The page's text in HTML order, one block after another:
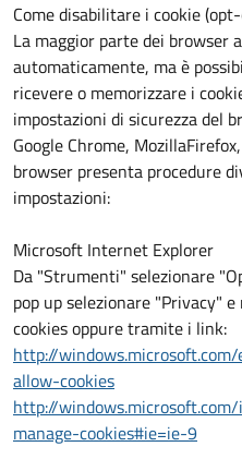
Come disabilitare i cookie
La maggior parte dei browser
automaticamente, ma è
ricevere o memorizzare i
impostazioni di sicurezza del
Google Chrome,
browser presenta procedure
impostazioni:
Microsoft Internet Explorer
Da "Strumenti" selezionare
pop up selezionare "Privacy"
cookies oppure tramite i link:
http://
allow-cookies
http://
manage-cookies#ie=ie-9